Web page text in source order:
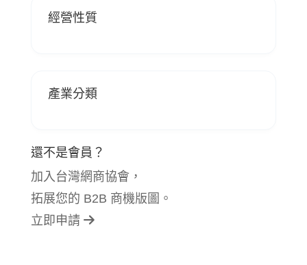
經營性質
產業分類
還不是會員？
加入台灣網商協會，
拓展您的 B2B 商機版圖。
立即申請